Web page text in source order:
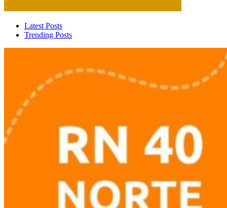
Latest Posts
Trending Posts